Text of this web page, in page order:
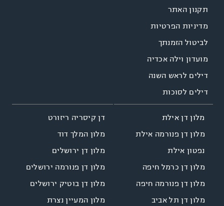
תקנון האתר
מדיניות הפרטיות
לביטול הזמנתך
מועדון וילה אכדיה
דילים לראש השנה
דילים לסוכות
מלון דן אילת
מלון דן פנורמה אילת
נפטון אילת
מלון דן כרמל חיפה
מלון דן פנורמה חיפה
מלון דן תל אביב
דן קיסריה ריזורט
מלון המלך דוד
מלון דן ירושלים
מלון דן פנורמה ירושלים
מלון דן בוטיק ירושלים
מלון המעיין נצרת